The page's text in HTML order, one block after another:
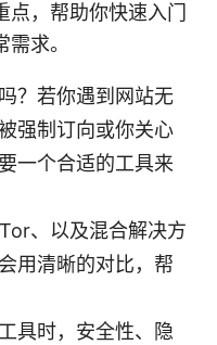
点，帮助你快速入门
求。
？若你遇到网站无
强制订向或你关心
一个合适的工具来
、以及混合解决方
用清晰的对比，帮
具时，安全性、隐